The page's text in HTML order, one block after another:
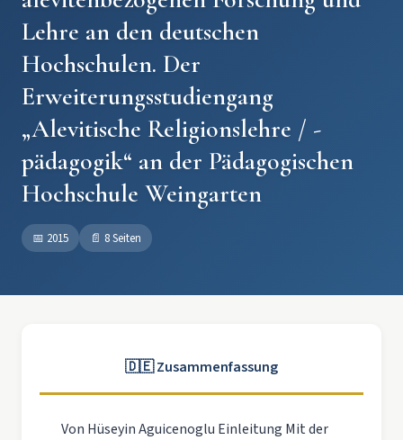
Lehre an den deutschen
Hochschulen. Der
Erweiterungsstudiengang
„Alevitische Religionslehre / -
pädagogik“ an der Pädagogischen
Hochschule Weingarten
📅 2015 📄 8 Seiten
🇩🇪 Zusammenfassung
Von Hüseyin Aguicenoglu Einleitung Mit der